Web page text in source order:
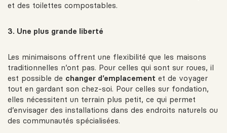
et des toilettes compostables.
3. Une plus grande liberté
Les minimaisons offrent une flexibilité que les maisons
traditionnelles n’ont pas. Pour celles qui sont sur roues, il
est possible de changer d’emplacement et de voyager
tout en gardant son chez-soi. Pour celles sur fondation,
elles nécessitent un terrain plus petit, ce qui permet
d’envisager des installations dans des endroits naturels ou
des communautés spécialisées.